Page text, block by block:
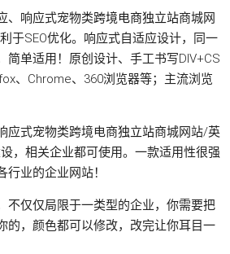
、响应式宠物类跨境电商独立站商城网
于SEO优化。响应式自适应设计，同一
简单适用！原创设计、手工书写DIV+CS
、Chrome、360浏览器等；主流浏览
应式宠物类跨境电商独立站商城网站/英
，相关企业都可使用。一款适用性很强
业的企业网站！
不仅仅局限于一类型的企业，你需要把
的，颜色都可以修改，改完让你耳目一